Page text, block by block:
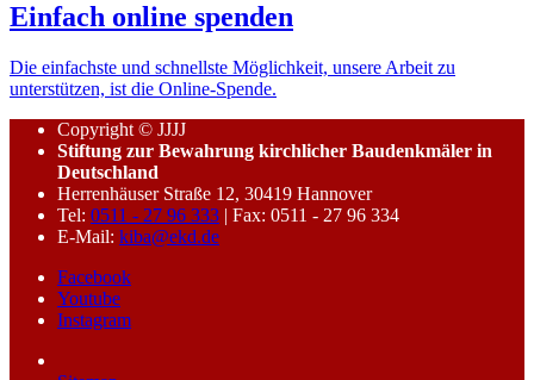
Einfach online spenden
Die einfachste und schnellste Möglichkeit, unsere Arbeit zu
unterstützen, ist die Online-Spende.
Copyright © JJJJ
Stiftung zur Bewahrung kirchlicher Baudenkmäler in
Deutschland
Herrenhäuser Straße 12, 30419 Hannover
Tel: 0511 - 27 96 333 | Fax: 0511 - 27 96 334
E-Mail: kiba@ekd.de
Facebook
Youtube
Instagram